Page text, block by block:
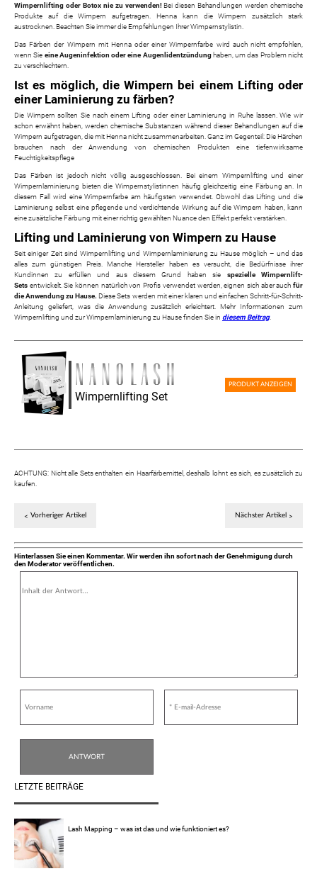
Wimpernlifting oder Botox nie zu verwenden! Bei diesen Behandlungen werden chemische
Produkte auf die Wimpern aufgetragen. Henna kann die Wimpern zusätzlich stark
austrocknen. Beachten Sie immer die Empfehlungen Ihrer Wimpernstylistin.
Das Färben der Wimpern mit Henna oder einer Wimpernfarbe wird auch nicht empfohlen,
wenn Sie eine Augeninfektion oder eine Augenlidentzündung haben, um das Problem nicht
zu verschlechtern.
Ist es möglich, die Wimpern bei einem Lifting oder
einer Laminierung zu färben?
Die Wimpern sollten Sie nach einem Lifting oder einer Laminierung in Ruhe lassen. Wie wir
schon erwähnt haben, werden chemische Substanzen während dieser Behandlungen auf die
Wimpern aufgetragen, die mit Henna nicht zusammenarbeiten. Ganz im Gegenteil: Die Härchen
brauchen nach der Anwendung von chemischen Produkten eine tiefenwirksame
Feuchtigkeitspflege
Das Färben ist jedoch nicht völlig ausgeschlossen. Bei einem Wimpernlifting und einer
Wimpernlaminierung bieten die Wimpernstylistinnen häufig gleichzeitig eine Färbung an. In
diesem Fall wird eine Wimpernfarbe am häufigsten verwendet. Obwohl das Lifting und die
Laminierung selbst eine pflegende und verdichtende Wirkung auf die Wimpern haben, kann
eine zusätzliche Färbung mit einer richtig gewählten Nuance den Effekt perfekt verstärken.
Lifting und Laminierung von Wimpern zu Hause
Seit einiger Zeit sind Wimpernlifting und Wimpernlaminierung zu Hause möglich – und das
alles zum günstigen Preis. Manche Hersteller haben es versucht, die Bedürfnisse ihrer
Kundinnen zu erfüllen und aus diesem Grund haben sie spezielle Wimpernlift-
Sets entwickelt. Sie können natürlich von Profis verwendet werden, eignen sich aber auch für
die Anwendung zu Hause. Diese Sets werden mit einer klaren und einfachen Schritt-für-Schritt-
Anleitung geliefert, was die Anwendung zusätzlich erleichtert. Mehr Informationen zum
Wimpernlifting und zur Wimpernlaminierung zu Hause finden Sie in diesem Beitrag.
Wimpernlifting Set
PRODUKT ANZEIGEN
ACHTUNG: Nicht alle Sets enthalten ein Haarfärbemittel, deshalb lohnt es sich, es zusätzlich zu
kaufen.
Vorheriger Artikel Nächster Artikel
Hinterlassen Sie einen Kommentar. Wir werden ihn sofort nach der Genehmigung durch
den Moderator veröffentlichen.
LETZTE BEITRÄGE
Lash Mapping – was ist das und wie funktioniert es?